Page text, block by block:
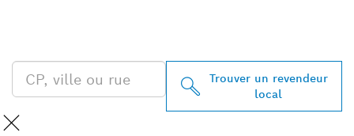
Trouver un revendeur
local